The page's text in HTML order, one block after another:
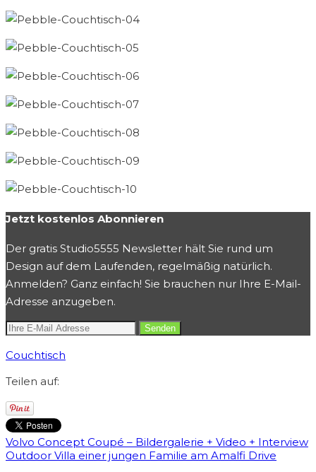
Jetzt kostenlos Abonnieren
Der gratis Studio5555 Newsletter hält Sie rund um
Design auf dem Laufenden, regelmäßig natürlich.
Anmelden? Ganz einfach! Sie brauchen nur Ihre E-Mail-
Adresse anzugeben.
Couchtisch
Teilen auf:
Volvo Concept Coupé – Bildergalerie + Video + Interview
Outdoor Villa einer jungen Familie am Amalfi Drive